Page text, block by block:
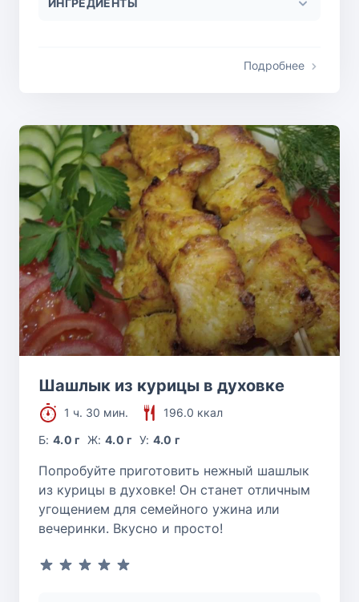
ИНГРЕДИЕНТЫ
Подробнее
Шашлык из курицы в духовке
1 ч. 30 мин.
196.0 ккал
Б:4.0 г Ж: 4.0 г У: 4.0 г
Попробуйте приготовить нежный шашлык
из курицы в духовке! Он станет отличным
угощением для семейного ужина или
вечеринки. Вкусно и просто!